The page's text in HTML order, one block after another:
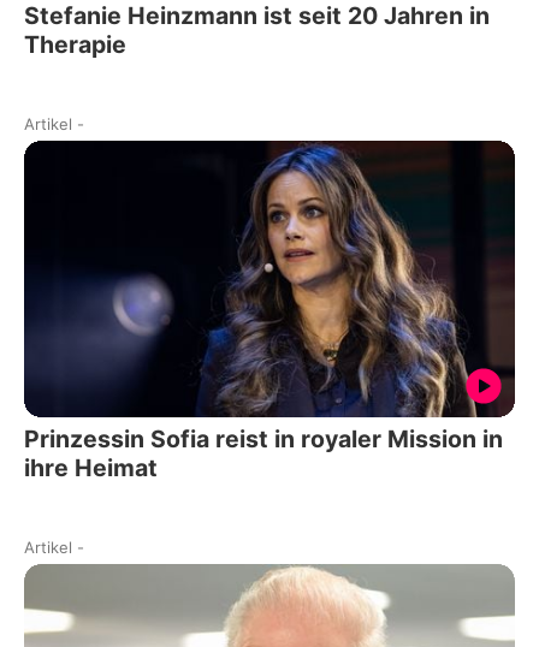
Stefanie Heinzmann ist seit 20 Jahren in
Therapie
Artikel -
Prinzessin Sofia reist in royaler Mission in
ihre Heimat
Artikel -